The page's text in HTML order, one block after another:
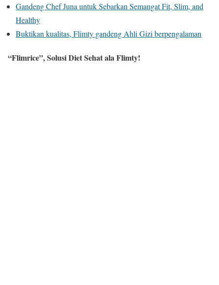
Gandeng Chef Juna untuk Sebarkan Semangat Fit, Slim, and
Healthy
Buktikan kualitas, Flimty gandeng Ahli Gizi berpengalaman
“Flimrice”, Solusi Diet Sehat ala Flimty!